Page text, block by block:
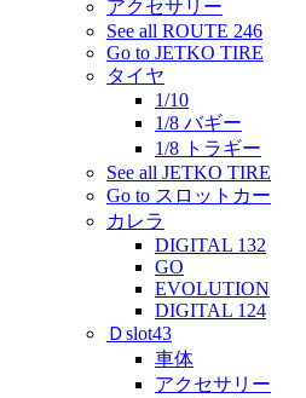
アクセサリー
See all ROUTE 246
Go to JETKO TIRE
タイヤ
1/10
1/8 バギー
1/8 トラギー
See all JETKO TIRE
Go to スロットカー
カレラ
DIGITAL 132
GO
EVOLUTION
DIGITAL 124
Ｄslot43
車体
アクセサリー